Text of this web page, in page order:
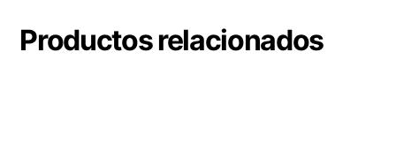
Productos relacionados